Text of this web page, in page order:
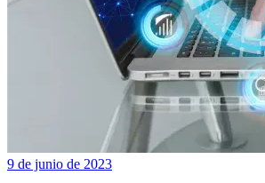
9 de junio de 2023